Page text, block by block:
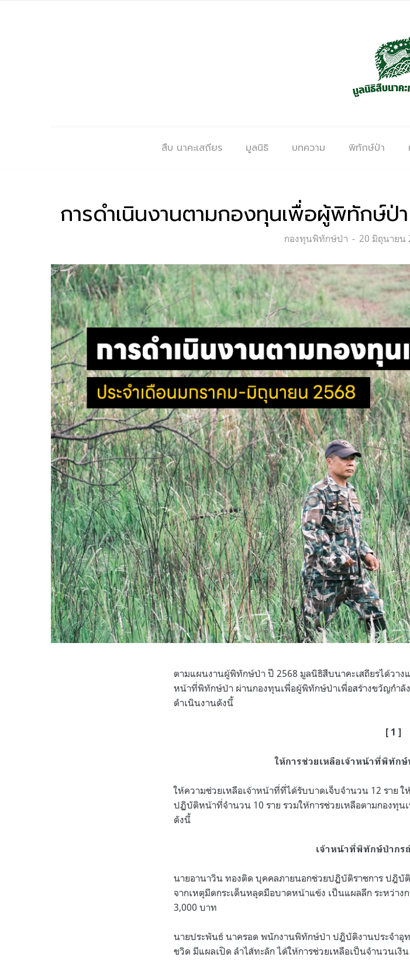
สืบ นาคะเสถียร มูลนิธิ บทความ พิทักษ์ป่า
การดำเนินงานตามกองทุนเพื่อผู้พิทักษ์ป่
Categories:
กองทุนพิทักษ์ป่า
Posted
20 มิถุนายน
ตามแผนงานผู้พิทักษ์ป่า ปี 2568 มูลนิธิสืบนาคะเสถียรได้วาง
หน้าที่พิทักษ์ป่า ผ่านกองทุนเพื่อผู้พิทักษ์ป่าเพื่อสร้างขวัญกำลั
ดำเนินงานดังนี้
[ 1 ]
ให้การช่วยเหลือเจ้าหน้าที่พิทัก
ให้ความช่วยเหลือเจ้าหน้าที่ที่ได้รับบาดเจ็บจำนวน 12 ราย
ปฏิบัติหน้าที่จำนวน 10 ราย รวมให้การช่วยเหลือตามกองทุน
ดังนี้
เจ้าหน้าที่พิทักษ์ป่ากร
นายอานาวิน ทองติด บุคคลภายนอกช่วยปฏิบัติราชการ ปฎิบั
จากเหตุมีดกระเด็นหลุดมือบาดหน้าแข้ง เป็นแผลลึก ระหว่าง
3,000 บาท
นายประพันธ์ นาครอด พนักงานพิทักษ์ป่า ปฎิบัติงานประจำอุ
ขวิด มีแผลเปิด ลำไส้ทะลัก ได้ให้การช่วยเหลือเป็นจำนวนเงิ